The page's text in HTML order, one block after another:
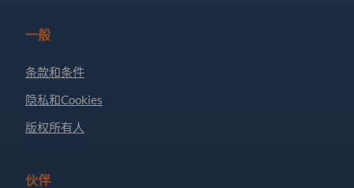
一般
条款和条件
隐私和Cookies
版权所有人
伙伴